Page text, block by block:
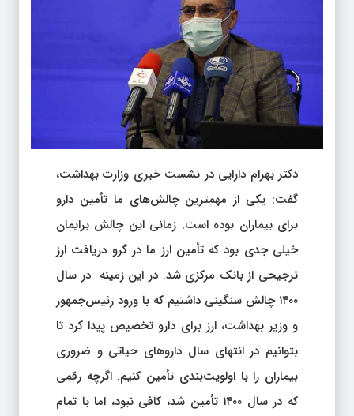
دکتر بهرام دارایی در نشست خبری وزارت بهداشت،
گفت: یکی از مهمترین چالش‌های ما تأمین دارو
برای بیماران بوده است. زمانی این چالش برایمان
خیلی جدی بود که تأمین ارز ما در گرو دریافت ارز
ترجیحی از بانک مرکزی شد. در این زمینه در سال
۱۴۰۰ چالش سنگینی داشتیم که با ورود رئیس‌جمهور
و وزیر بهداشت، ارز برای دارو تخصیص پیدا کرد تا
بتوانیم در انتهای سال داروهای حیاتی و ضروری
بیماران را با اولویت‌بندی تأمین کنیم. اگرچه رقمی
که در سال ۱۴۰۰ تأمین شد، کافی نبود، اما با تمام